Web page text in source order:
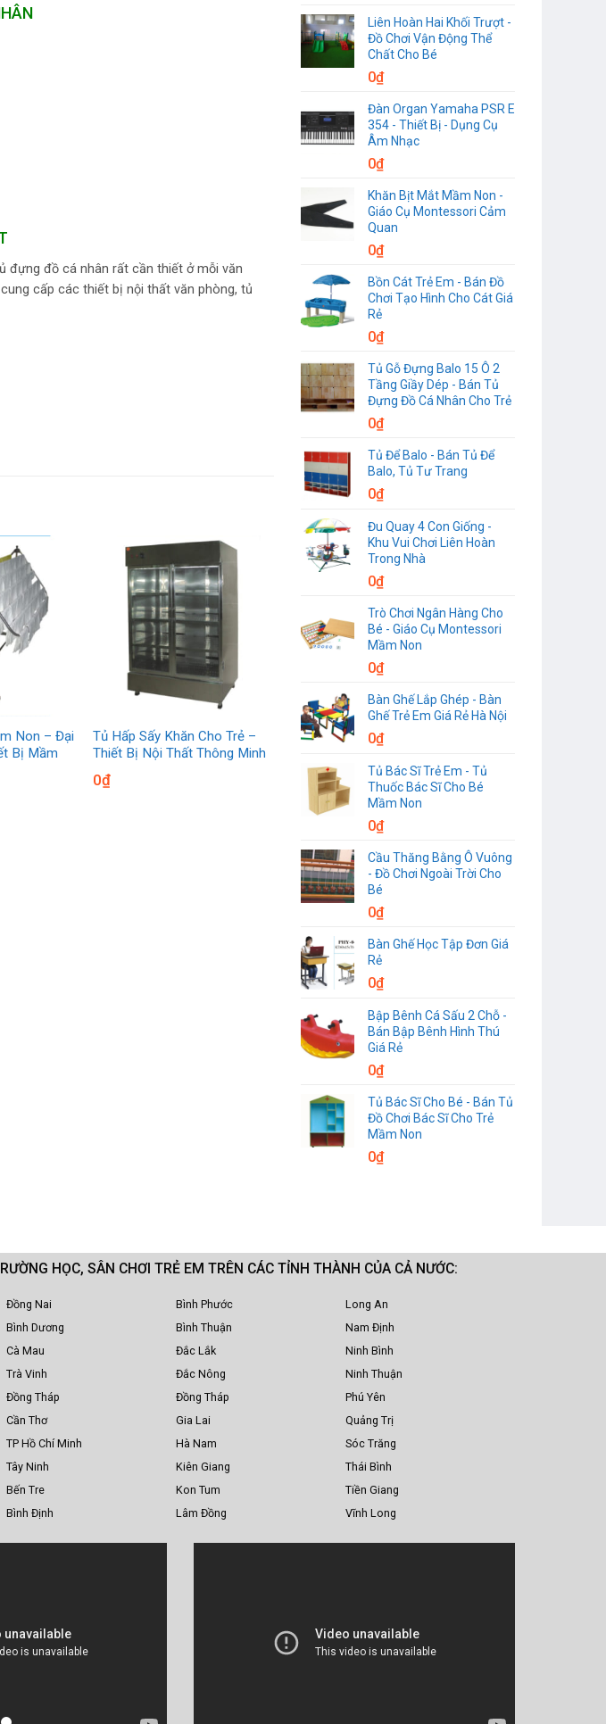
đựng đồ cá nhân rất cần thiết ở mỗi văn
cấp các thiết bị nội thất văn phòng, tủ
Non – Đại
Bị Mầm
Tủ Hấp Sấy Khăn Cho Trẻ –
Thiết Bị Nội Thất Thông Minh
0₫
Liên Hoàn Hai Khối Trượt -
Đồ Chơi Vận Động Thể
Chất Cho Bé
0₫
Đàn Organ Yamaha PSR E
354 - Thiết Bị - Dụng Cụ
Âm Nhạc
0₫
Khăn Bịt Mắt Mầm Non -
Giáo Cụ Montessori Cảm
Quan
0₫
Bồn Cát Trẻ Em - Bán Đồ
Chơi Tạo Hình Cho Cát Giá
Rẻ
0₫
Tủ Gỗ Đựng Balo 15 Ô 2
Tầng Giầy Dép - Bán Tủ
Đựng Đồ Cá Nhân Cho Trẻ
0₫
Tủ Để Balo - Bán Tủ Để
Balo, Tủ Tư Trang
0₫
Đu Quay 4 Con Giống -
Khu Vui Chơi Liên Hoàn
Trong Nhà
0₫
Trò Chơi Ngân Hàng Cho
Bé - Giáo Cụ Montessori
Mầm Non
0₫
Bàn Ghế Lắp Ghép - Bàn
Ghế Trẻ Em Giá Rẻ Hà Nội
0₫
Tủ Bác Sĩ Trẻ Em - Tủ
Thuốc Bác Sĩ Cho Bé
Mầm Non
0₫
Cầu Thăng Bằng Ô Vuông
- Đồ Chơi Ngoài Trời Cho
Bé
0₫
Bàn Ghế Học Tập Đơn Giá
Rẻ
0₫
Bập Bênh Cá Sấu 2 Chỗ -
Bán Bập Bênh Hình Thú
Giá Rẻ
0₫
Tủ Bác Sĩ Cho Bé - Bán Tủ
Đồ Chơi Bác Sĩ Cho Trẻ
Mầm Non
0₫
HỌC, SÂN CHƠI TRẺ EM TRÊN CÁC TỈNH THÀNH CỦA CẢ NƯỚC:
Đồng Nai
Bình Dương
Cà Mau
Trà Vinh
Đồng Tháp
Cần Thơ
TP Hồ Chí Minh
Tây Ninh
Bến Tre
Bình Định
Bình Phước
Bình Thuận
Đắc Lắk
Đắc Nông
Đồng Tháp
Gia Lai
Hà Nam
Kiên Giang
Kon Tum
Lâm Đồng
Long An
Nam Định
Ninh Bình
Ninh Thuận
Phú Yên
Quảng Trị
Sóc Trăng
Thái Bình
Tiền Giang
Vĩnh Long